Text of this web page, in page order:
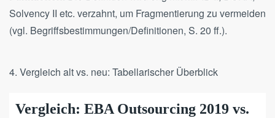
Solvency II etc. verzahnt, um Fragmentierung zu vermeiden
(vgl. Begriffsbestimmungen/Definitionen, S. 20 ff.).
4. Vergleich alt vs. neu: Tabellarischer Überblick
Vergleich: EBA Outsourcing 2019 vs.